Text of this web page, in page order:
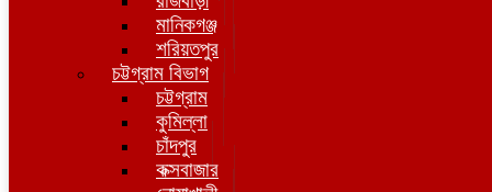
মানিকগঞ্জ
শরিয়তপুর
চট্টগ্রাম বিভাগ
চট্টগ্রাম
কুমিল্লা
চাঁদপুর
কক্সবাজার